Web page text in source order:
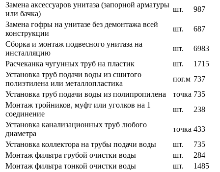
Замена аксессуаров унитаза (запорной арматуры
или бачка)
шт.
987
Замена гофры на унитазе без демонтажа всей
конструкции
шт.
687
Сборка и монтаж подвесного унитаза на
инсталляцию
шт.
6983
Расчеканка чугунных труб на пластик
шт.
1715
Установка труб подачи воды из сшитого
полиэтилена или металлопластика
пог.м 737
Установка труб подачи воды из полипропилена
точка 735
Монтаж тройников, муфт или уголков на 1
соединение
шт.
238
Установка канализационных труб любого
диаметра
точка 433
Установка коллектора на трубы подачи воды
шт.
735
Монтаж фильтра грубой очистки воды
шт.
284
Монтаж фильтра тонкой очистки воды
шт.
1485